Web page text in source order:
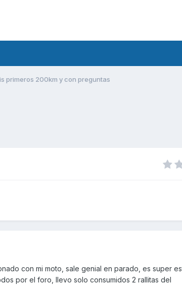
primeros 200km y con preguntas
con mi moto, sale genial en parado, es super
por el foro, llevo solo consumidos 2 rallitas del